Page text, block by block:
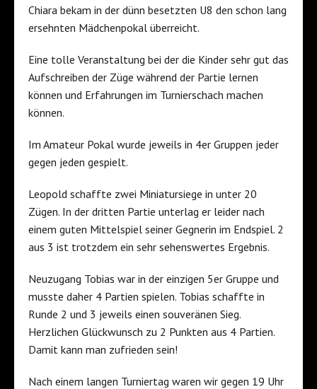
Chiara bekam in der dünn besetzten U8 den schon lang
ersehnten Mädchenpokal überreicht.
Eine tolle Veranstaltung bei der die Kinder sehr gut das
Aufschreiben der Züge während der Partie lernen
können und Erfahrungen im Turnierschach machen
können.
Im Amateur Pokal wurde jeweils in 4er Gruppen jeder
gegen jeden gespielt.
Leopold schaffte zwei Miniatursiege in unter 20
Zügen. In der dritten Partie unterlag er leider nach
einem guten Mittelspiel seiner Gegnerin im Endspiel. 2
aus 3 ist trotzdem ein sehr sehenswertes Ergebnis.
Neuzugang Tobias war in der einzigen 5er Gruppe und
musste daher 4 Partien spielen. Tobias schaffte in
Runde 2 und 3 jeweils einen souveränen Sieg.
Herzlichen Glückwunsch zu 2 Punkten aus 4 Partien.
Damit kann man zufrieden sein!
Nach einem langen Turniertag waren wir gegen 19 Uhr